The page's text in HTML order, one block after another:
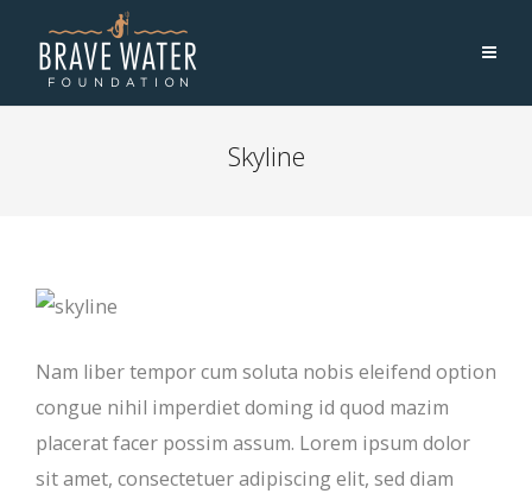
Skyline
Nam liber tempor cum soluta nobis eleifend option
congue nihil imperdiet doming id quod mazim
placerat facer possim assum. Lorem ipsum dolor
sit amet, consectetuer adipiscing elit, sed diam